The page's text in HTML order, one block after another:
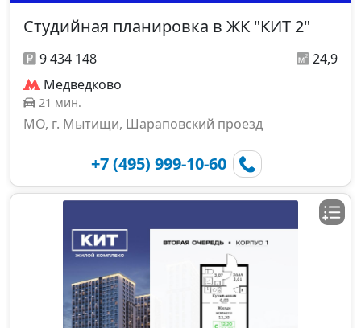
Студийная планировка в ЖК "КИТ 2"
9 434 148
24,9
Медведково
21 мин.
МО, г. Мытищи, Шараповский проезд
+7 (495) 999-10-60